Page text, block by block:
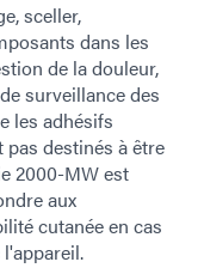
sceller,
dans les
de la douleur,
surveillance des
les adhésifs
destinés à être
2000-MW est
aux
cutanée en cas